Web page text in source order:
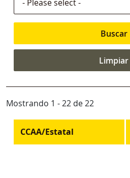
Mostrando 1 - 22 de 22
CCAA/Estatal